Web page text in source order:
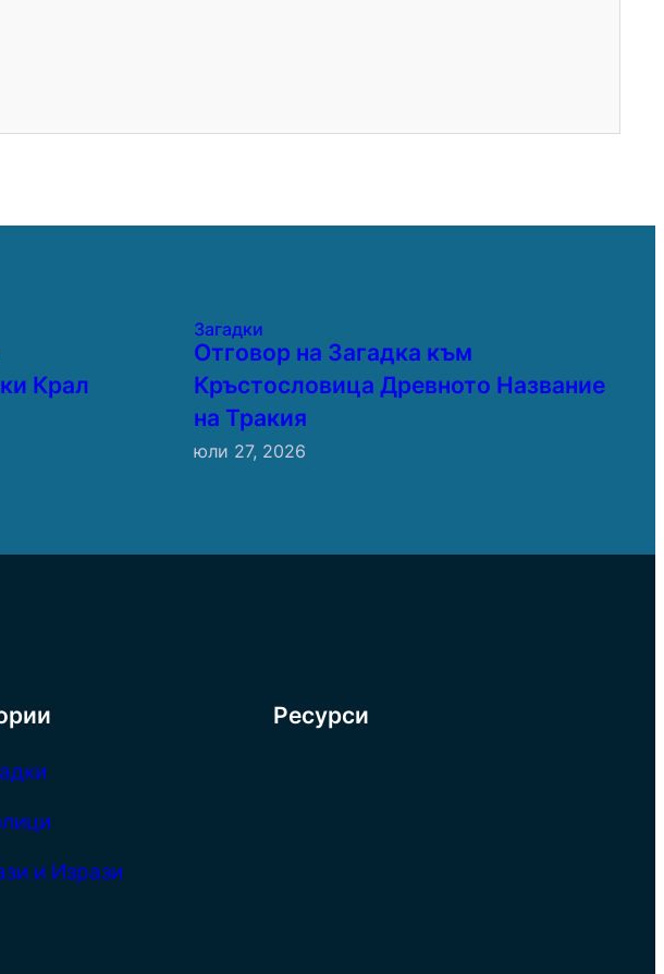
Крал
Загадки
Отговор на Загадка към
Кръстословица Древното Название
на Тракия
юли 27, 2026
и Изрази
Ресурси